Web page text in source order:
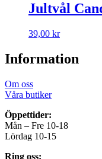
Jultvål
39,00 kr
Information
Om oss
Våra butiker
Öppettider:
Mån – Fre 10-18
Lördag 10-15
Ring oss: